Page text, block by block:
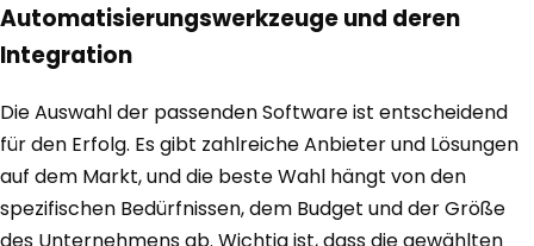
Automatisierungswerkzeuge und deren
Integration
Die Auswahl der passenden Software ist entscheidend
für den Erfolg. Es gibt zahlreiche Anbieter und Lösungen
auf dem Markt, und die beste Wahl hängt von den
spezifischen Bedürfnissen, dem Budget und der Größe
des Unternehmens ab. Wichtig ist, dass die gewählten